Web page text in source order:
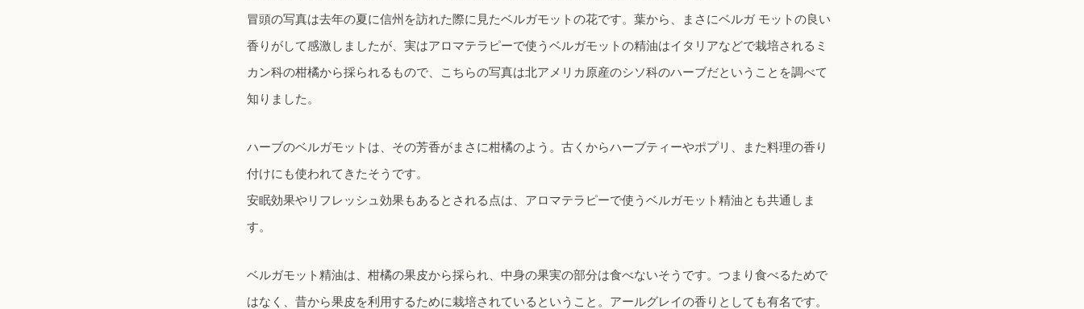
冒頭の写真は去年の夏に信州を訪れた際に見たベルガモットの花です。葉から、まさにベルガ モットの良い
香りがして感激しましたが、実はアロマテラピーで使うベルガモットの精油はイタリアなどで栽培されるミ
カン科の柑橘から採られるもので、こちらの写真は北アメリカ原産のシソ科のハーブだということを調べて
知りました。
ハーブのベルガモットは、その芳香がまさに柑橘のよう。古くからハーブティーやポプリ、また料理の香り
付けにも使われてきたそうです。
安眠効果やリフレッシュ効果もあるとされる点は、アロマテラピーで使うベルガモット精油とも共通しま
す。
ベルガモット精油は、柑橘の果皮から採られ、中身の果実の部分は食べないそうです。つまり食べるためで
はなく、昔から果皮を利用するために栽培されているということ。アールグレイの香りとしても有名です。